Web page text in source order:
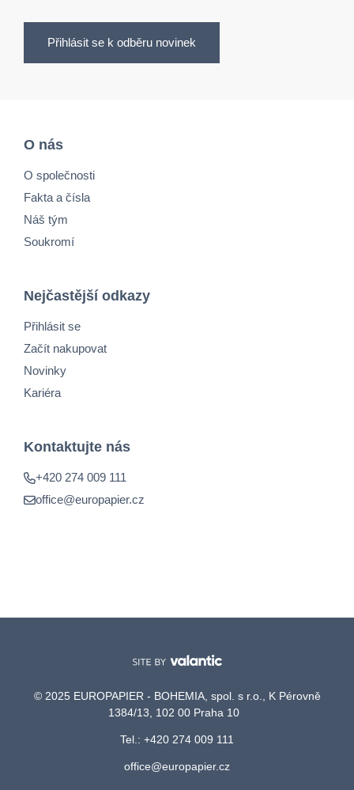
Přihlásit se k odběru novinek
O nás
O společnosti
Fakta a čísla
Náš tým
Soukromí
Nejčastější odkazy
Přihlásit se
Začít nakupovat
Novinky
Kariéra
Kontaktujte nás
+420 274 009 111
office@europapier.cz
© 2025 EUROPAPIER - BOHEMIA, spol. s r.o., K Pérovně
1384/13, 102 00 Praha 10
Tel.: +420 274 009 111
office@europapier.cz